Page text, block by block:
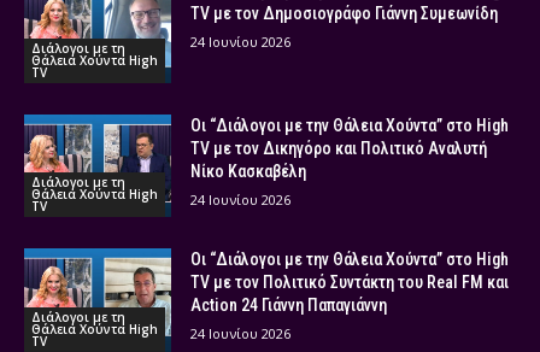
Διάλογοι με τη
Θάλεια Χούντα High
TV
TV με τον Δημοσιογράφο Γιάννη Συμεωνίδη
24 Ιουνίου 2026
Διάλογοι με τη
Θάλεια Χούντα High
TV
Οι “Διάλογοι με την Θάλεια Χούντα” στο High
TV με τον Δικηγόρο και Πολιτικό Αναλυτή
Νίκο Κασκαβέλη
24 Ιουνίου 2026
Διάλογοι με τη
Θάλεια Χούντα High
TV
Οι “Διάλογοι με την Θάλεια Χούντα” στο High
TV με τον Πολιτικό Συντάκτη του Real FM και
Action 24 Γιάννη Παπαγιάννη
24 Ιουνίου 2026